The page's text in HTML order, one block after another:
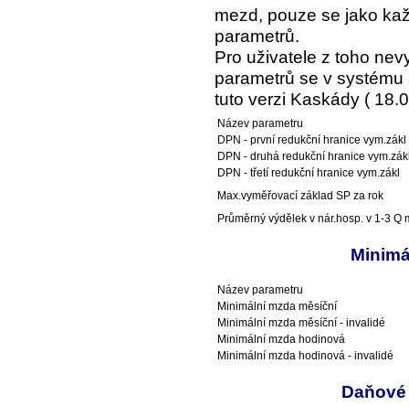
mezd, pouze se jako
parametrů.
Pro uživatele z toho
parametrů se v
tuto verzi Kaskády (
Název parametru
DPN - první redukční hranice vym.zákl
DPN - druhá redukční hranice
DPN - třetí redukční hranice vym.zákl
Max.vyměřovací základ SP za rok
Průměrný výdělek v nár.hosp. v 1-3 Q
Název parametru
Minimální mzda měsíční
Minimální mzda měsíční - invalidé
Minimální mzda hodinová
Minimální mzda hodinová - invalidé